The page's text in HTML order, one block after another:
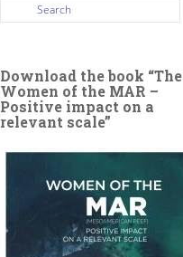
Download the book “The
Women of the MAR –
Positive impact on a
relevant scale”